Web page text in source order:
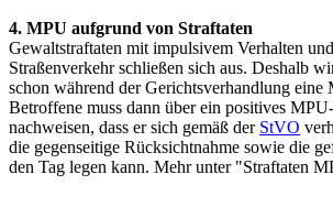
4. MPU aufgrund von Straftaten
Gewaltstraftaten mit impulsivem Verhalten
Straßenverkehr schließen sich aus. Deshalb
schon während der Gerichtsverhandlung eine
Betroffene muss dann über ein positives
nachweisen, dass er sich gemäß der StVO
die gegenseitige Rücksichtnahme sowie die
den Tag legen kann. Mehr unter "Straftaten